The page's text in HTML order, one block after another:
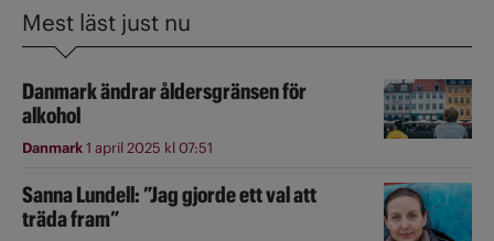
Mest läst just nu
Danmark ändrar åldersgränsen för
alkohol
Danmark1 april 2025 kl 07:51
Sanna Lundell: ”Jag gjorde ett val att
träda fram”